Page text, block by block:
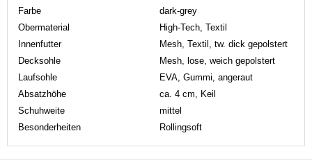
Farbe
dark-grey
Obermaterial
High-Tech, Textil
Innenfutter
Mesh, Textil, tw. dick gepolstert
Decksohle
Mesh, lose, weich gepolstert
Laufsohle
EVA, Gummi, angeraut
Absatzhöhe
ca. 4 cm, Keil
Schuhweite
mittel
Besonderheiten
Rollingsoft